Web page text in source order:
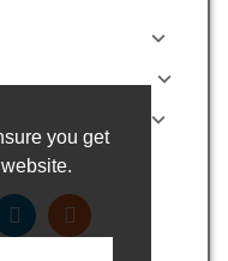
you get